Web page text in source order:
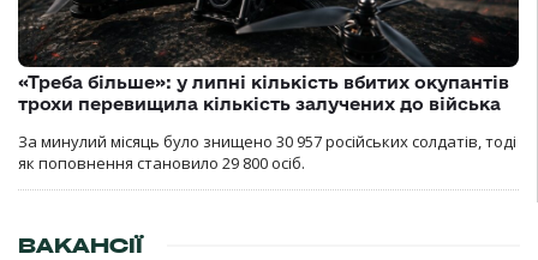
«Треба більше»: у липні кількість вбитих окупантів
трохи перевищила кількість залучених до війська
За минулий місяць було знищено 30 957 російських солдатів, тоді
як поповнення становило 29 800 осіб.
ВАКАНСІЇ